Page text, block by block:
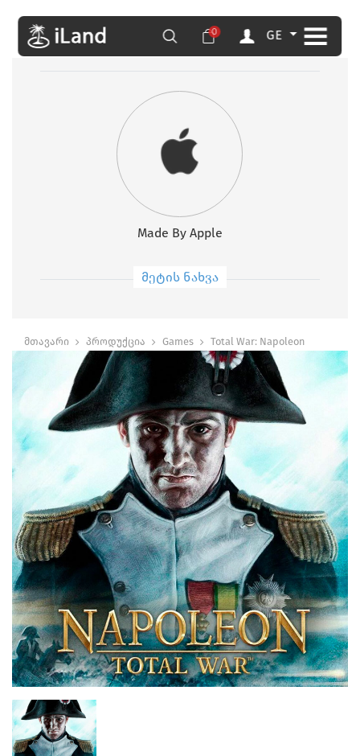
0 GE
Made By Apple
Chargers & Cables
Headphones
მეტის ნახვა
მთავარი პროდუქცია Games Total War: Napoleon